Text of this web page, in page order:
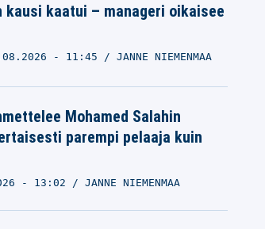
kausi kaatui – manageri oikaisee
- 11:45 JANNE NIEMENMAA
Mohamed Salahin
parempi pelaaja kuin
- 13:02 JANNE NIEMENMAA